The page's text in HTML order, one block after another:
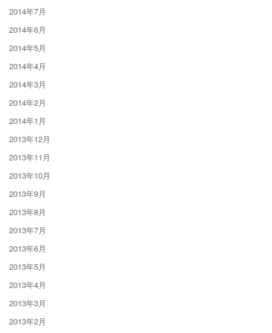
2014年7月
2014年6月
2014年5月
2014年4月
2014年3月
2014年2月
2014年1月
2013年12月
2013年11月
2013年10月
2013年9月
2013年8月
2013年7月
2013年6月
2013年5月
2013年4月
2013年3月
2013年2月